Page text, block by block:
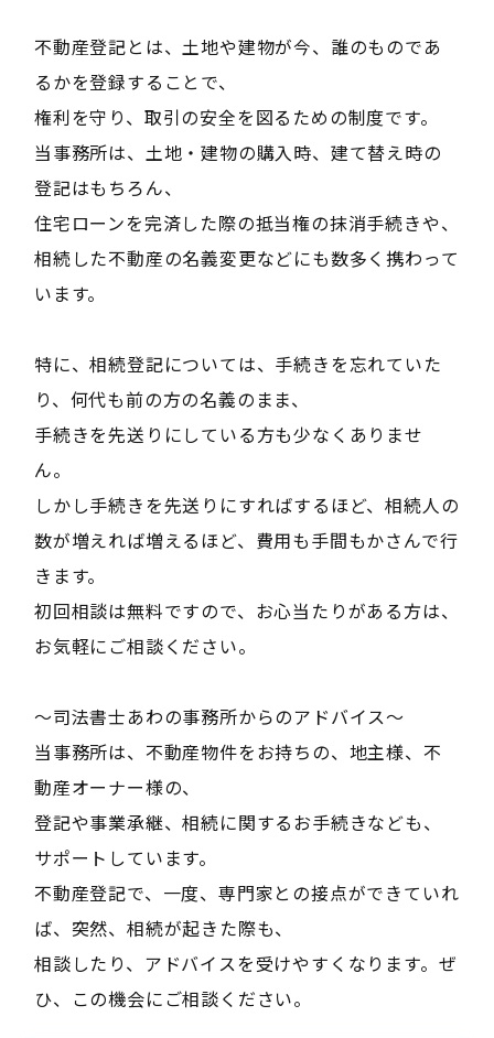
不動産登記とは、土地や建物が今、誰のものであ
るかを登録することで、
権利を守り、取引の安全を図るための制度です。
当事務所は、土地・建物の購入時、建て替え時の
登記はもちろん、
住宅ローンを完済した際の抵当権の抹消手続きや、
相続した不動産の名義変更などにも数多く携わって
います。
特に、相続登記については、手続きを忘れていた
り、何代も前の方の名義のまま、
手続きを先送りにしている方も少なくありませ
ん。
しかし手続きを先送りにすればするほど、相続人の
数が増えれば増えるほど、費用も手間もかさんで行
きます。
初回相談は無料ですので、お心当たりがある方は、
お気軽にご相談ください。
〜司法書士あわの事務所からのアドバイス〜
当事務所は、不動産物件をお持ちの、地主様、不
動産オーナー様の、
登記や事業承継、相続に関するお手続きなども、
サポートしています。
不動産登記で、一度、専門家との接点ができていれ
ば、突然、相続が起きた際も、
相談したり、アドバイスを受けやすくなります。ぜ
ひ、この機会にご相談ください。